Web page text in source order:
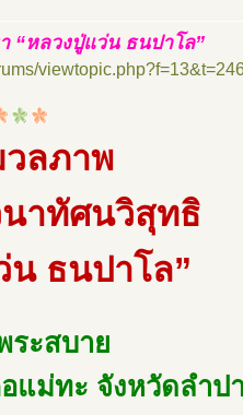
“หลวงปู่แว่น ธนปาโล”
วลภาพ
าทัศนวิสุทธิ
น ธนปาโล”
ระสบาย
แม่ทะ จังหวัดลำป